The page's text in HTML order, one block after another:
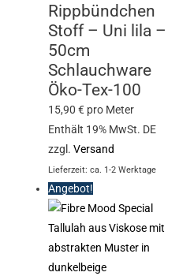
Rippbündchen
Stoff – Uni lila –
50cm
Schlauchware
Öko-Tex-100
15,90€ pro Meter
Enthält 19% MwSt. DE
zzgl.Versand
Lieferzeit: ca. 1-2 Werktage
Angebot!